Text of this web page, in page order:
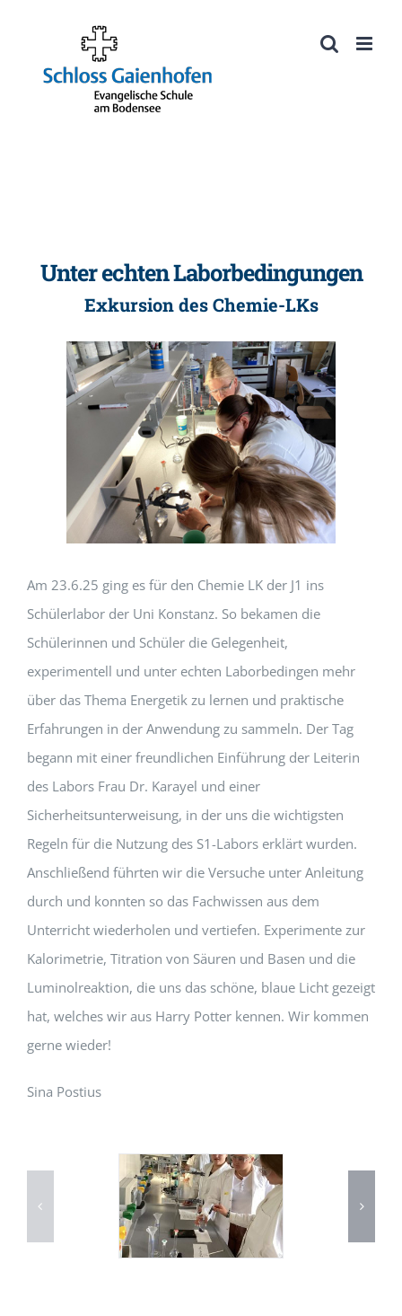
Werkzeugleiste öffnen
springen
Unter echten Laborbedingungen
Exkursion des Chemie-LKs
Am 23.6.25 ging es für den Chemie LK der J1 ins
Schülerlabor der Uni Konstanz. So bekamen die
Schülerinnen und Schüler die Gelegenheit,
experimentell und unter echten Laborbedingen mehr
über das Thema Energetik zu lernen und praktische
Erfahrungen in der Anwendung zu sammeln. Der Tag
begann mit einer freundlichen Einführung der Leiterin
des Labors Frau Dr. Karayel und einer
Sicherheitsunterweisung, in der uns die wichtigsten
Regeln für die Nutzung des S1-Labors erklärt wurden.
Anschließend führten wir die Versuche unter Anleitung
durch und konnten so das Fachwissen aus dem
Unterricht wiederholen und vertiefen. Experimente zur
Kalorimetrie, Titration von Säuren und Basen und die
Luminolreaktion, die uns das schöne, blaue Licht gezeigt
hat, welches wir aus Harry Potter kennen. Wir kommen
gerne wieder!
Sina Postius